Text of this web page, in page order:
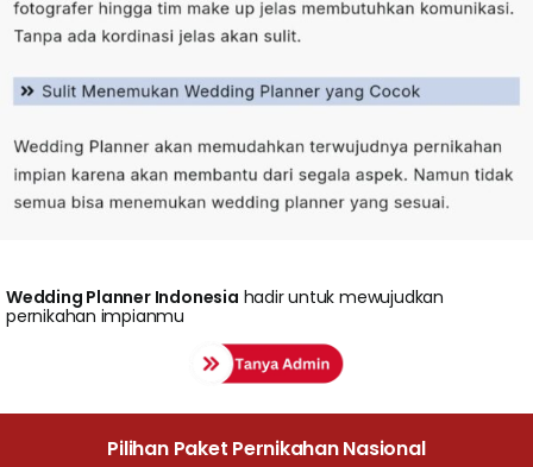
Wedding Planner Indonesia hadir untuk mewujudkan
pernikahan impianmu
Pilihan Paket Pernikahan Nasional